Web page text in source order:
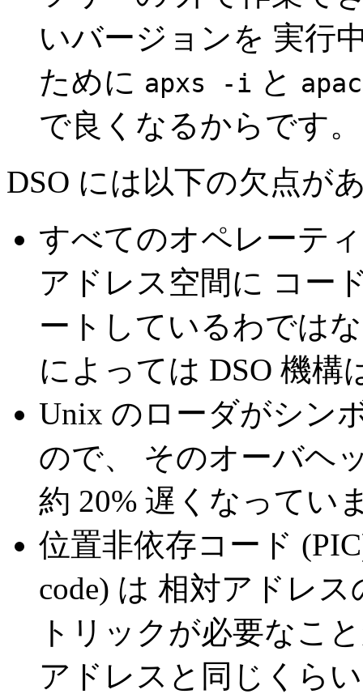
いバージョンを 実行
ために apxs -i と
で良くなるからです。
DSO には以下の欠点が
すべてのオペレーテ
アドレス空間に コー
ートしているわでは
によっては DSO 機構
Unix のローダがシン
ので、 そのオーバヘ
約 20% 遅くなってい
位置非依存コード
code) は 相対アドレ
トリックが必要なこ
アドレスと同じくら